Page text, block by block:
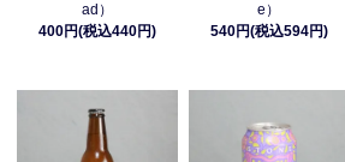
ad）
400円(税込440円)
e）
540円(税込594円)